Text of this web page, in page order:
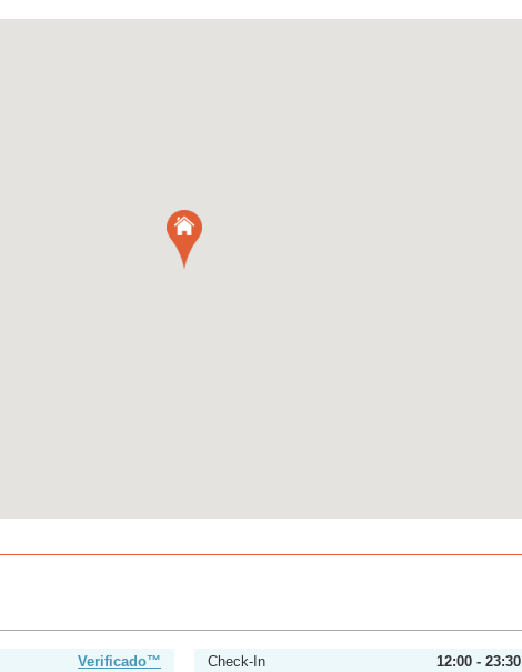
Verificado™ Check-In
12:00 - 23:30